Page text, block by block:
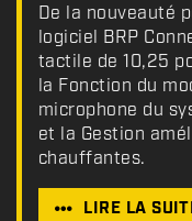
De la nouveauté
logiciel BRP
tactile de 10,25
la Fonction du
microphone du
et la Gestion
chauffantes.
LIRE LA